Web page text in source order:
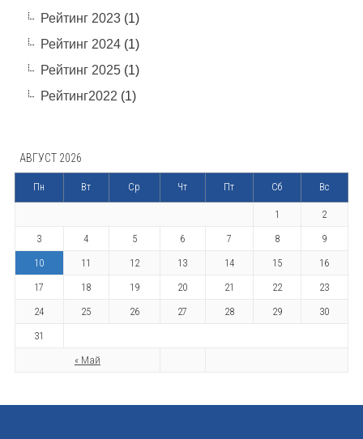
Рейтинг 2023(1)
Рейтинг 2024(1)
Рейтинг 2025(1)
Рейтинг2022 (1)
АВГУСТ 2026
Пн Вт Ср Чт Пт Сб Вс
« Май
1
2
3
4 5 6 7 8
9
10
11 12 13 14 15
16
17
18 19 20 21 22
23
24
25 26 27 28 29
30
31